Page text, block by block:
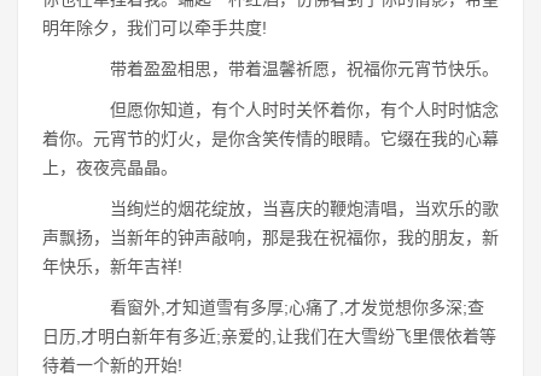
明年除夕，我们可以牵手共度!
带着盈盈相思，带着温馨祈愿，祝福你元宵节快乐。
但愿你知道，有个人时时关怀着你，有个人时时惦念
着你。元宵节的灯火，是你含笑传情的眼睛。它缀在我的心幕
上，夜夜亮晶晶。
当绚烂的烟花绽放，当喜庆的鞭炮清唱，当欢乐的歌
声飘扬，当新年的钟声敲响，那是我在祝福你，我的朋友，新
年快乐，新年吉祥!
看窗外,才知道雪有多厚;心痛了,才发觉想你多深;查
日历,才明白新年有多近;亲爱的,让我们在大雪纷飞里偎依着等
待着一个新的开始!